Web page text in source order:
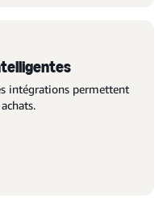
intégrations permettent